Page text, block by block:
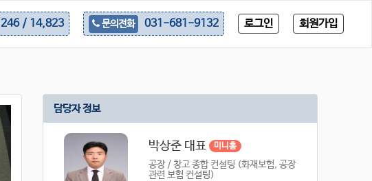
로그인 회원가입
문의전화 031-681-9132
246 / 14,823
담당자 정보
박상준 대표 미니홈
공장 / 창고 종합 컨설팅 (화재보험, 공장
관련 보험 컨설팅)